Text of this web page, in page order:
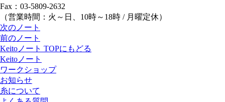
Fax：03-5809-2632
（営業時間：火～日、10時～18時 / 月曜定休）
次のノート
前のノート
Keitoノート TOPにもどる
Keitoノート
ワークショップ
お知らせ
糸について